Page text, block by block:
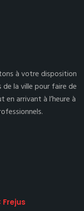
à votre disposition
la ville pour faire de
arrivant à l’heure à
Frejus